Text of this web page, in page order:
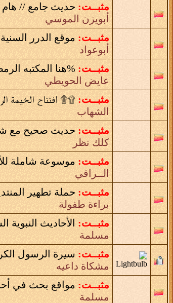
مثبــت: حديث جامع // هام
أبويزن الموسي
مثبــت: موقع الدرر
أبوعواد
مثبــت: %هنا المكتبه
عايض الحويطي
مثبــت: ۩۩ افتتاح الخيمة
الشهاب
مثبــت: حديث صحيح مع
كلك نظر
مثبــت: موسوعة شاملة
الــراقي
مثبــت: حملة تطهير
براءة طفولة
مثبــت: الأحاديث النبوية
مسلمة
مثبــت: سيرة الرسول
مشكاة داعيه
مثبــت: مواقع بحث في
مسلمة